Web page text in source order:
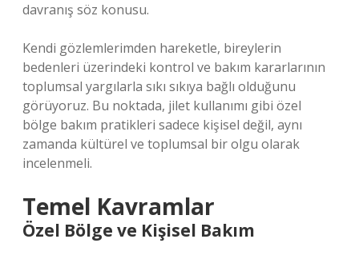
davranış söz konusu.
Kendi gözlemlerimden hareketle, bireylerin
bedenleri üzerindeki kontrol ve bakım kararlarının
toplumsal yargılarla sıkı sıkıya bağlı olduğunu
görüyoruz. Bu noktada, jilet kullanımı gibi özel
bölge bakım pratikleri sadece kişisel değil, aynı
zamanda kültürel ve toplumsal bir olgu olarak
incelenmeli.
Temel Kavramlar
Özel Bölge ve Kişisel Bakım